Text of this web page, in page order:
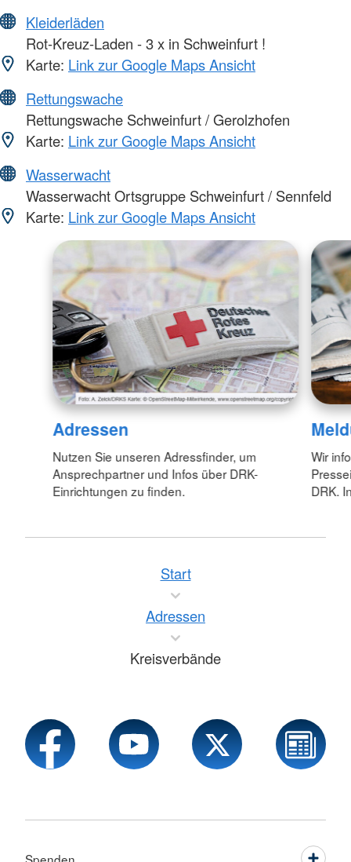
Kleiderläden
Rot-Kreuz-Laden - 3 x in Schweinfurt !
Karte: Link zur Google Maps Ansicht
Rettungswache
Rettungswache Schweinfurt / Gerolzhofen
Karte: Link zur Google Maps Ansicht
Wasserwacht
Wasserwacht Ortsgruppe Schweinfurt / Sennfeld
Karte: Link zur Google Maps Ansicht
Adressen
Nutzen Sie unseren Adressfinder, um
Ansprechpartner und Infos über DRK-
Einrichtungen zu finden.
Wir
DRK.
Start
Adressen
Kreisverbände